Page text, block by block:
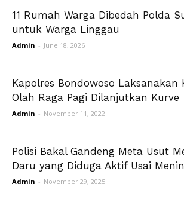
11 Rumah Warga Dibedah Polda
untuk Warga Linggau
Admin - June 18, 2026
Kapolres Bondowoso Laksanakan
Olah Raga Pagi Dilanjutkan Kurve
Admin - November 11, 2022
Polisi Bakal Gandeng Meta Usut
Daru yang Diduga Aktif Usai
Admin - November 29, 2025